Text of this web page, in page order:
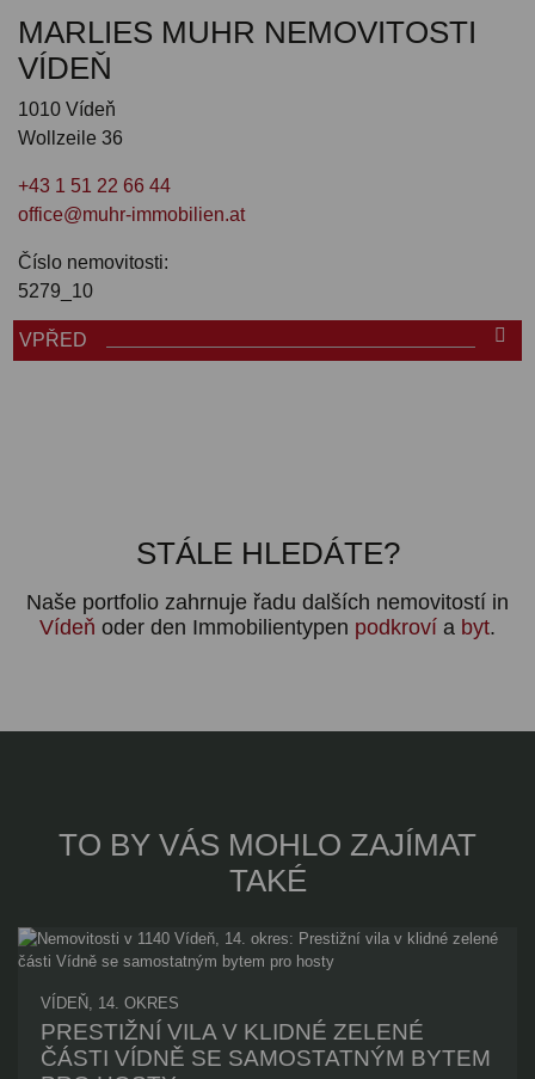
MARLIES MUHR NEMOVITOSTI
VÍDEŇ
1010 Vídeň
Wollzeile 36
+43 1 51 22 66 44
office@muhr-immobilien.at
Číslo nemovitosti:
5279_10
VPŘED
STÁLE HLEDÁTE?
Naše portfolio zahrnuje řadu dalších nemovitostí in
Vídeň oder den Immobilientypen podkroví a byt.
TO BY VÁS MOHLO ZAJÍMAT
TAKÉ
VÍDEŇ, 14. OKRES
PRESTIŽNÍ VILA V KLIDNÉ ZELENÉ
ČÁSTI VÍDNĚ SE SAMOSTATNÝM BYTEM